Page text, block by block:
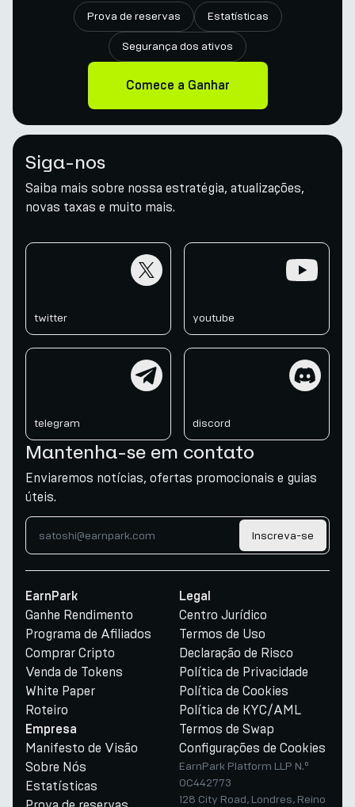
Prova de reservas Estatísticas
Segurança dos ativos
Comece a Ganhar
Siga-nos
Saiba mais sobre nossa estratégia, atualizações,
novas taxas e muito mais.
twitter youtube
telegram discord
Mantenha-se em contato
Enviaremos notícias, ofertas promocionais e guias
úteis.
Inscreva-se
EarnPark
Ganhe Rendimento
Programa de Afiliados
Comprar Cripto
Venda de Tokens
White Paper
Roteiro
Empresa
Manifesto de Visão
Sobre Nós
Estatísticas
Legal
Centro Jurídico
Termos de Uso
Declaração de Risco
Política de Privacidade
Política de Cookies
Política de KYC/AML
Termos de Swap
Configurações de Cookies
EarnPark Platform LLP N.º
OC442773
128 City Road, Londres, Reino